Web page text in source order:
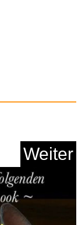
Anzeige
Weiter